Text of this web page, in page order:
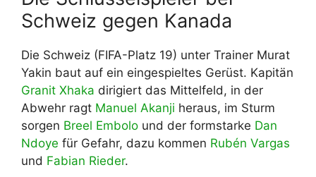
Schweiz gegen Kanada
Die Schweiz (FIFA-Platz 19) unter Trainer Murat
Yakin baut auf ein eingespieltes Gerüst. Kapitän
Granit Xhaka dirigiert das Mittelfeld, in der
Abwehr ragt Manuel Akanji heraus, im Sturm
sorgen Breel Embolo und der formstarke Dan
Ndoye für Gefahr, dazu kommen Rubén Vargas
und Fabian Rieder.